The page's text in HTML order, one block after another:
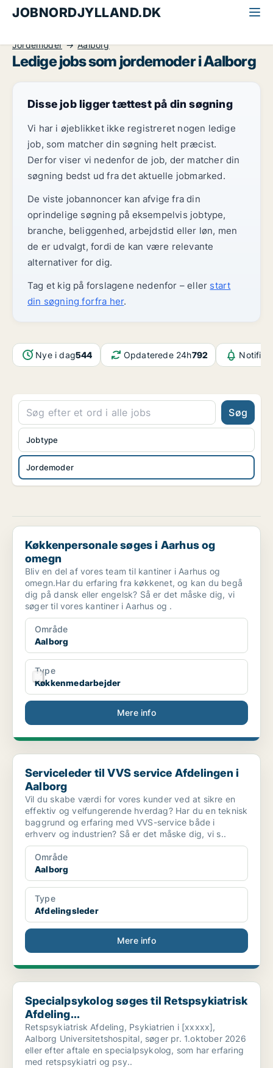
JOBNORDJYLLAND.DK
Jordemoder
Aalborg
Ledige jobs som jordemoder i Aalborg
Disse job ligger tættest på din søgning
Vi har i øjeblikket ikke registreret nogen ledige
job, som matcher din søgning helt præcist.
Derfor viser vi nedenfor de job, der matcher din
søgning bedst ud fra det aktuelle jobmarked.
De viste jobannoncer kan afvige fra din
oprindelige søgning på eksempelvis jobtype,
branche, beliggenhed, arbejdstid eller løn, men
de er udvalgt, fordi de kan være relevante
alternativer for dig.
Tag et kig på forslagene nedenfor – eller start
din søgning forfra her.
Nye i dag544 Opdaterede 24h792
Søg
Jordemoder
Jobtype
Køkkenpersonale søges i Aarhus og omegn
Køkkenpersonale søges i Aarhus og
omegn
Bliv en del af vores team til kantiner i Aarhus og
omegn.Har du erfaring fra køkkenet, og kan du begå
dig på dansk eller engelsk? Så er det måske dig, vi
søger til vores kantiner i Aarhus og .
Område
Aalborg
Type
Køkkenmedarbejder
Mere info
Serviceleder til VVS service Afdelingen i Aalborg
Serviceleder til VVS service Afdelingen i
Aalborg
Vil du skabe værdi for vores kunder ved at sikre en
effektiv og velfungerende hverdag? Har du en teknisk
baggrund og erfaring med VVS-service både i
erhverv og industrien? Så er det måske dig, vi s..
Område
Aalborg
Type
Afdelingsleder
Mere info
Specialpsykolog søges til Retspsykiatrisk Afdeling...
Specialpsykolog søges til Retspsykiatrisk
Afdeling...
Retspsykiatrisk Afdeling, Psykiatrien i [xxxxx],
Aalborg Universitetshospital, søger pr. 1.oktober 2026
eller efter aftale en specialpsykolog, som har erfaring
med retspsykiatri og psy..